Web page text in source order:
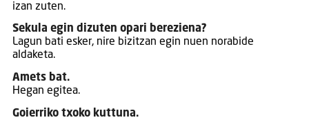
izan zuten.
Sekula egin dizuten opari bereziena?
Lagun bati esker, nire bizitzan egin nuen norabide
aldaketa.
Amets bat.
Hegan egitea.
Goierriko txoko kuttuna.